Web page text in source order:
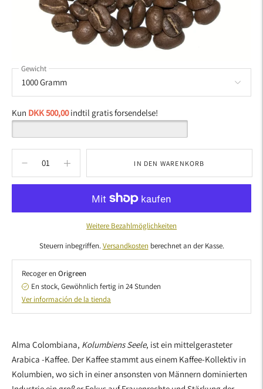
Gewicht
Kun DKK 500,00indtil gratis forsendelse!
IN DEN WARENKORB
Weitere Bezahlmöglichkeiten
Steuern inbegriffen.Versandkosten berechnet an der Kasse.
Recoger en Origreen
En stock, Gewöhnlich fertig in 24 Stunden
Ver información de la tienda
den
Warenkorb
legen
Alma Colombiana, Kolumbiens Seele, ist ein mittelgerasteter
Arabica -Kaffee. Der Kaffee stammt aus einem Kaffee-Kollektiv in
Kolumbien, wo sich in einer ansonsten von Männern dominierten